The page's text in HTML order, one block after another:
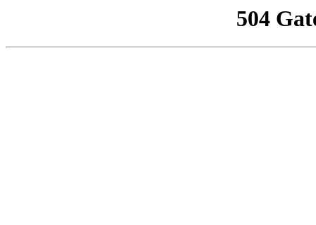
504